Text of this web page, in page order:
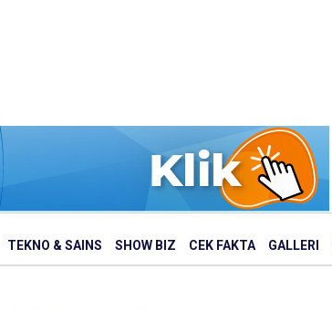
TEKNO & SAINS SHOW BIZ CEK FAKTA GALLERI